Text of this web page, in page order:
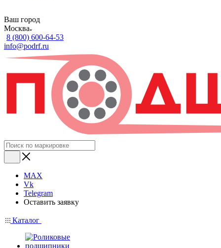
Ваш город
Москва
8 (800) 600-64-53
info@podrf.ru
MAX
Vk
Telegram
Оставить заявку
Каталог